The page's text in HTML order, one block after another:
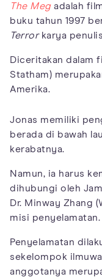
The Megadalah
buku tahun 1997
Terror karya
Diceritakan dalam
Statham)
Amerika.
Jonas memiliki
berada di bawah
kerabatnya.
Namun, ia harus
dihubungi oleh
Dr. Minway Zhang
misi penyelamatan.
Penyelamatan
sekelompok
anggotanya